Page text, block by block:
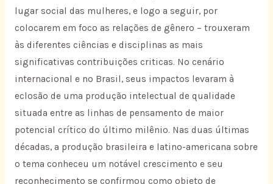
lugar social das mulheres, e logo a seguir, por
colocarem em foco as relações de gênero – trouxeram
às diferentes ciências e disciplinas as mais
significativas contribuições criticas. No cenário
internacional e no Brasil, seus impactos levaram à
eclosão de uma produção intelectual de qualidade
situada entre as linhas de pensamento de maior
potencial crítico do último milênio. Nas duas últimas
décadas, a produção brasileira e latino-americana sobre
o tema conheceu um notável crescimento e seu
reconhecimento se confirmou como objeto de